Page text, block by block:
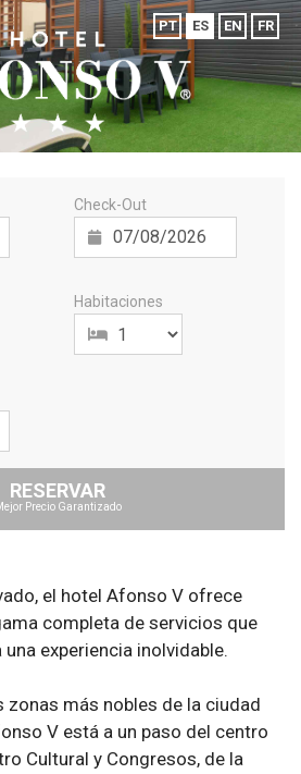
PT ES EN FR
Check-Out
Habitaciones
RESERVAR
Precio Garantizado
el hotel Afonso V ofrece
completa de servicios que
experiencia inolvidable.
zonas más nobles de la ciudad
V está a un paso del centro
Cultural y Congresos, de la